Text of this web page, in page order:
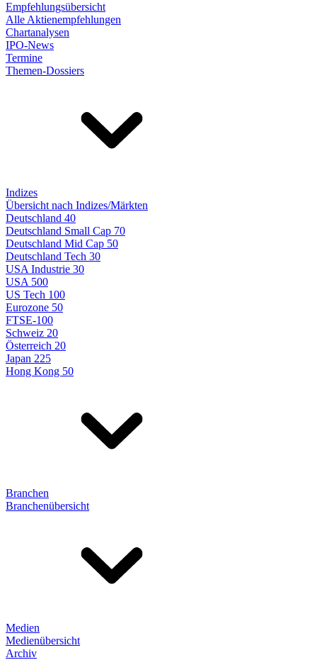
Empfehlungsübersicht
Alle Aktienempfehlungen
Chartanalysen
IPO-News
Termine
Themen-Dossiers
Indizes
Übersicht nach Indizes/Märkten
Deutschland 40
Deutschland Small Cap 70
Deutschland Mid Cap 50
Deutschland Tech 30
USA Industrie 30
USA 500
US Tech 100
Eurozone 50
FTSE-100
Schweiz 20
Österreich 20
Japan 225
Hong Kong 50
Branchen
Branchenübersicht
Medien
Medienübersicht
Archiv